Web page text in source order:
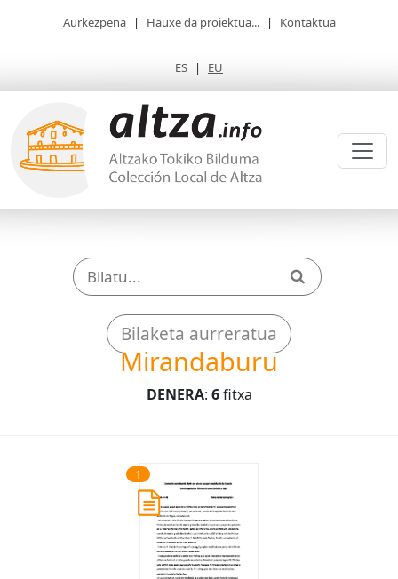
Aurkezpena | Hauxe da proiektua... | Kontaktua
ES | EU
Bilaketa aurreratua
Mirandaburu
DENERA: 6fitxa
1